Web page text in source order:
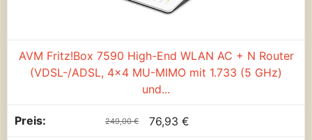
AVM Fritz!Box 7590 High-End WLAN AC + N Router
(VDSL-/ADSL, 4x4 MU-MIMO mit 1.733 (5 GHz)
und...
249,00 € 76,93 €